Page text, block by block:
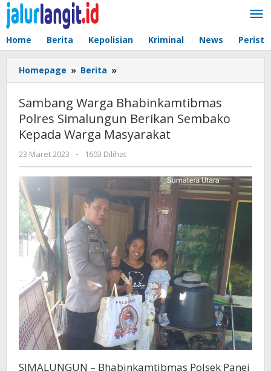
Lewati
konten
Home Berita Kepolisian Kriminal News
Homepage » Berita »
Warga
Polres
Simalungun
Berikan
Sembako
Kepada
Warga
Masyarakat
Sambang Warga Bhabinkamtibmas
Polres Simalungun Berikan Sembako
Kepada Warga Masyarakat
23 Maret 2023
oleh
admin
- 1603 Dilihat
SIMALUNGUN – Bhabinkamtibmas Polsek Panei